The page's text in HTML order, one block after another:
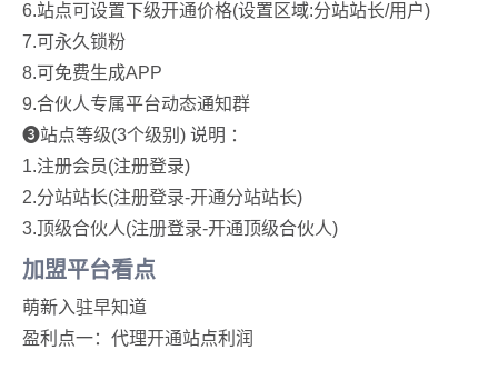
6.站点可设置下级开通价格(设置区域:分站站长/用户)
7.可永久锁粉
8.可免费生成APP
9.合伙人专属平台动态通知群
➌站点等级(3个级别) 说明 ：
1.注册会员(注册登录)
2.分站站长(注册登录-开通分站站长)
3.顶级合伙人(注册登录-开通顶级合伙人)
加盟平台看点
萌新入驻早知道
盈利点一：代理开通站点利润